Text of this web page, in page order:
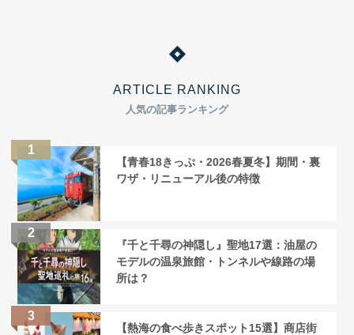
ARTICLE RANKING
人気の記事ランキング
【青春18きっぷ・2026春夏冬】期間・裏
ワザ・リニューアル後の特徴
『千と千尋の神隠し』聖地17選：油屋の
モデルの温泉旅館・トンネルや線路の場
所は？
【熱海の食べ歩きスポット15選】商店街